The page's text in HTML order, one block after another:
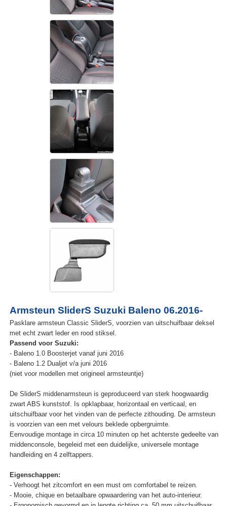
Armsteun SliderS Suzuki Baleno 06.2016-
Pasklare armsteun Classic SliderS, voorzien van uitschuifbaar deksel
met echt zwart leder en rood stiksel.
Passend voor Suzuki:
- Baleno 1.0 Boosterjet vanaf juni 2016
- Baleno 1.2 Dualjet v/a juni 2016
(niet voor modellen met origineel armsteuntje)
De SliderS middenarmsteun is geproduceerd van sterk hoogwaardig
zwart ABS kunststof. Is opklapbaar, horizontaal en verticaal, en
uitschuifbaar voor het vinden van de perfecte zithouding. De armsteun
is voorzien van een met velours beklede opbergruimte.
Eenvoudige montage in circa 10 minuten op het achterste gedeelte van
middenconsole, begeleid met een duidelijke, universele montage
handleiding en 4 zelftappers.
Eigenschappen:
- Verhoogt het zitcomfort en een must om comfortabel te reizen.
- Mooie, chique en betaalbare opwaardering van het auto-interieur.